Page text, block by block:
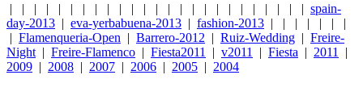
| | | | | | | | | | | | | | | | | | | | | | | | | spain-
day-2013 | eva-yerbabuena-2013 | fashion-2013 | | | | | | |
| Flamenqueria-Open | Barrero-2012 | Ruiz-Wedding | Freire-
Night | Freire-Flamenco | Fiesta2011 | v2011 | Fiesta | 2011
|
2009 | 2008 | 2007 | 2006 | 2005 | 2004